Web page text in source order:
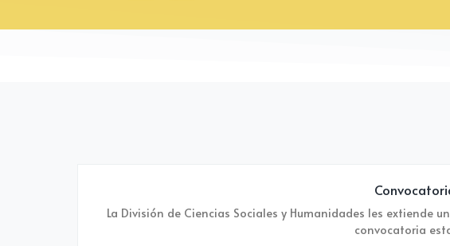
La División de Ciencias Sociales y Humanidades les
convocatoria